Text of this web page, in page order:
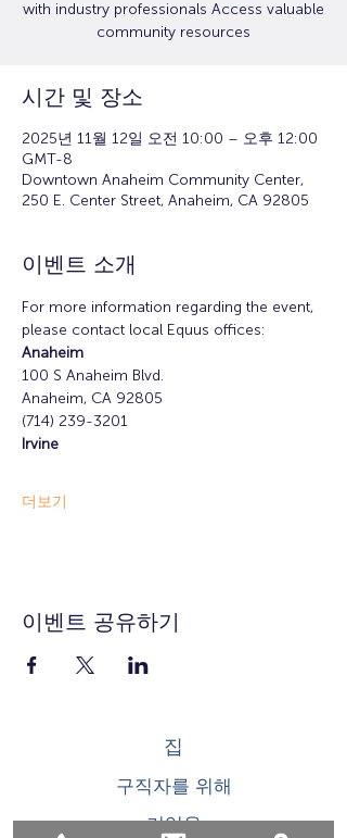
with industry professionals Access valuable
community resources
시간 및 장소
2025년 11월 12일 오전 10:00 – 오후 12:00
GMT-8
Downtown Anaheim Community Center,
250 E. Center Street, Anaheim, CA 92805
이벤트 소개
For more information regarding the event,
please contact local Equus offices:
Anaheim
100 S Anaheim Blvd.
Anaheim, CA 92805
(714) 239-3201
Irvine
더보기
이벤트 공유하기
집
구직자를 위해
기업용